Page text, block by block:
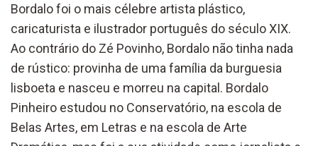
Bordalo foi o mais célebre artista plástico,
caricaturista e ilustrador português do século XIX.
Ao contrário do Zé Povinho, Bordalo não tinha nada
de rústico: provinha de uma família da burguesia
lisboeta e nasceu e morreu na capital. Bordalo
Pinheiro estudou no Conservatório, na escola de
Belas Artes, em Letras e na escola de Arte